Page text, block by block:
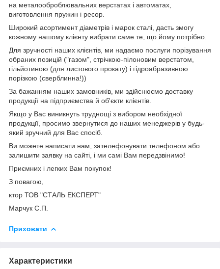
на металооброблювальних верстатах і автоматах,
виготовлення пружин і ресор.
Широкий асортимент діаметрів і марок сталі, дасть змогу
кожному нашому клієнту вибрати саме те, що йому потрібно.
Для зручності наших клієнтів, ми надаємо послуги порізування
обраних позицій ("газом", стрічкою-пілоновим верстатом,
гільйотиною (для листового прокату) і гідроабразивною
порізкою (сверблинна!))
За бажанням наших замовників, ми здійснюємо доставку
продукції на підприємства й об'єкти клієнтів.
Якщо у Вас виникнуть труднощі з вибором необхідної
продукції, просимо звернутися до наших менеджерів у будь-
який зручний для Вас спосіб.
Ви можете написати нам, зателефонувати телефоном або
залишити заявку на сайті, і ми самі Вам передзвінимо!
Приємних і легких Вам покупок!
З повагою,
ктор ТОВ "СТАЛЬ ЕКСПЕРТ"
Марчук С.П.
Приховати
Характеристики